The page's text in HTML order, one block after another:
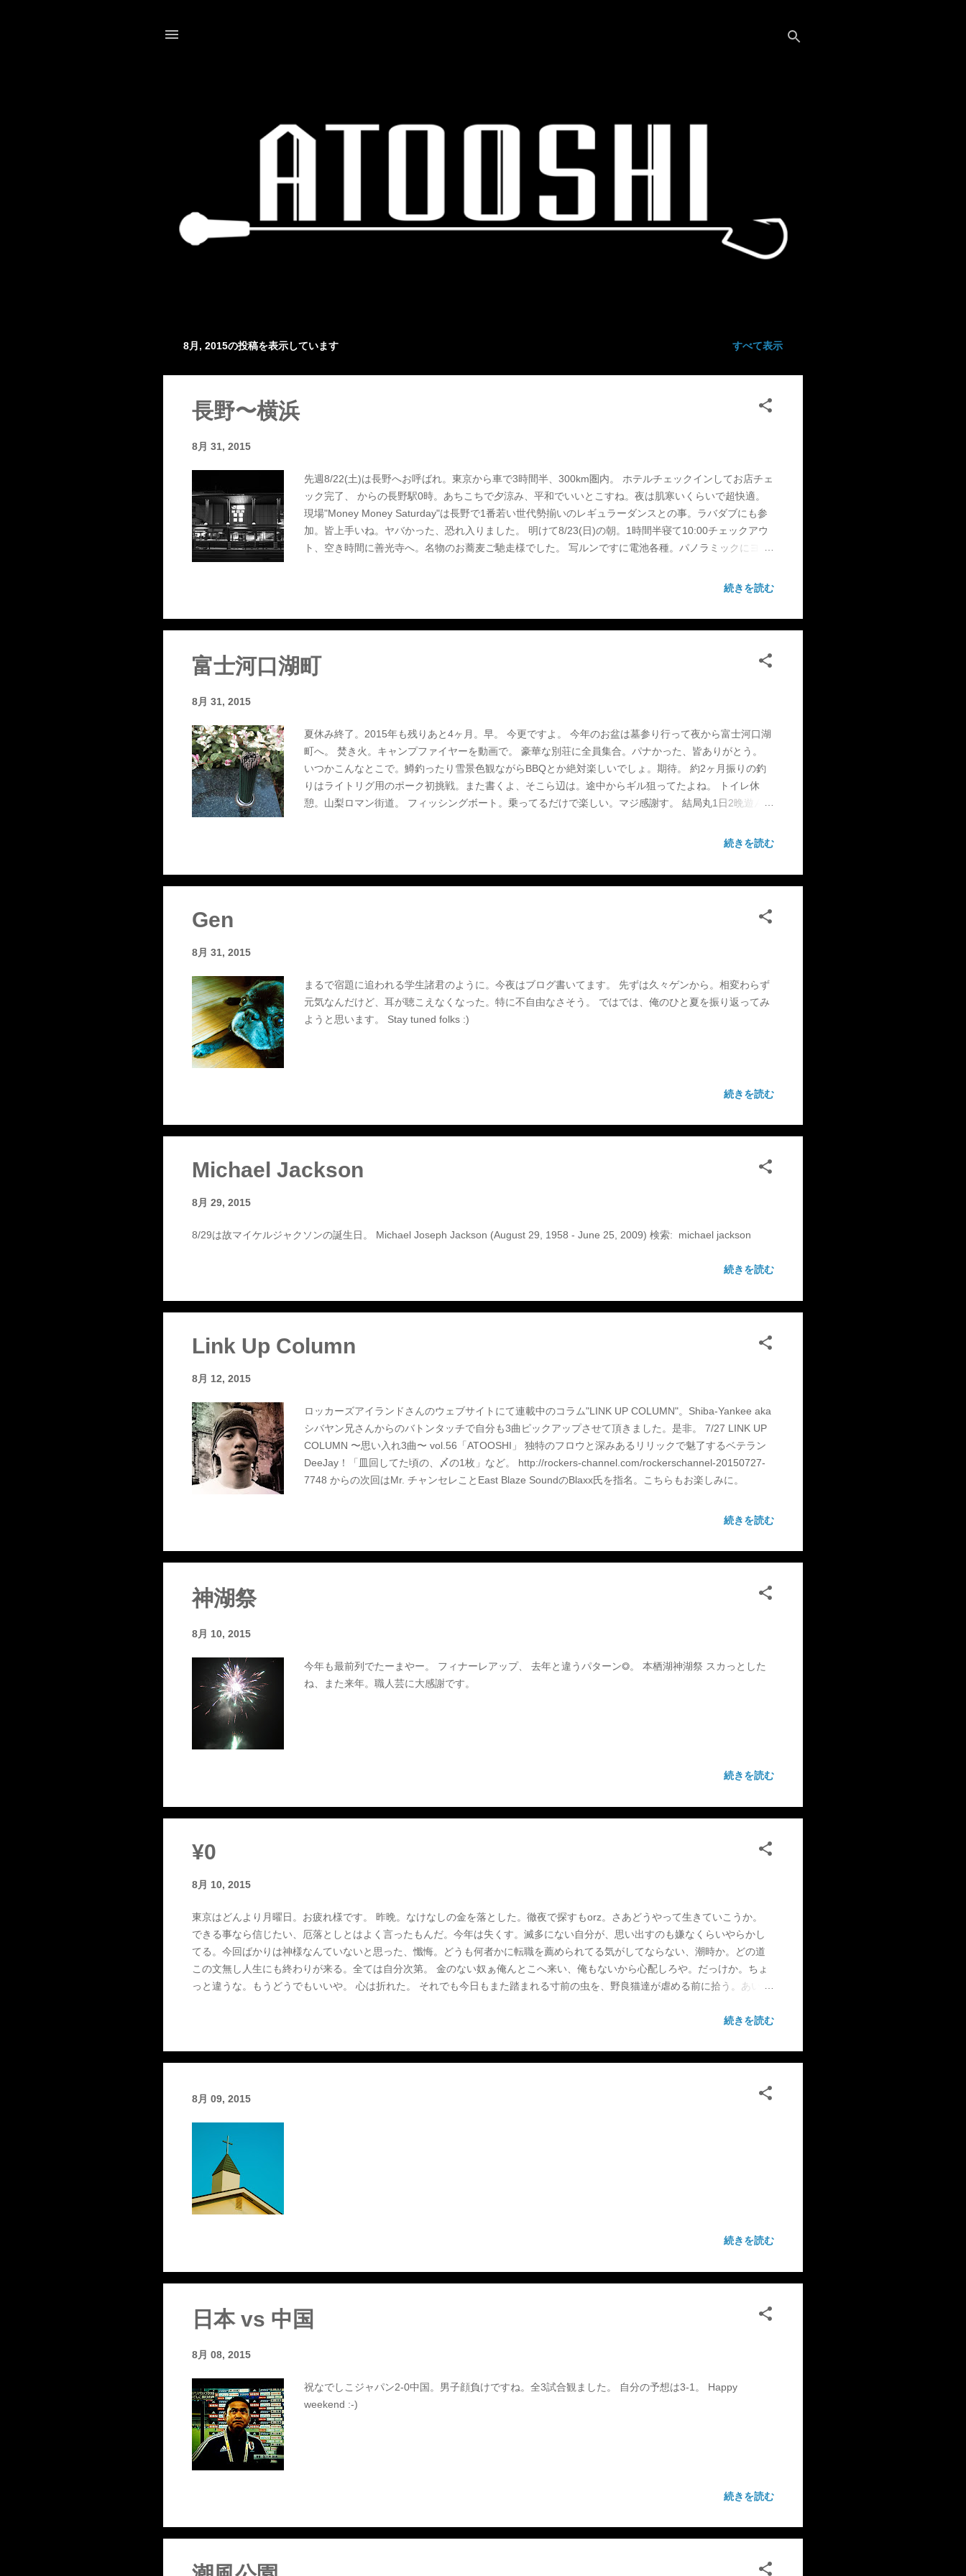
稿
8月, 2015の投稿を表示しています すべて表示
長野〜横浜
8月 31, 2015
先週8/22(土)は長野へお呼ばれ。東京から車で3時間半、300km圏内。 ホテルチェックインしてお店チェ
ック完了、 からの長野駅0時。あちこちで夕涼み、平和でいいとこすね。夜は肌寒いくらいで超快適。
現場"Money Money Saturday"は長野で1番若い世代勢揃いのレギュラーダンスとの事。ラバダブにも参
加。皆上手いね。ヤバかった、恐れ入りました。 明けて8/23(日)の朝。1時間半寝て10:00チェックアウ
ト、空き時間に善光寺へ。名物のお蕎麦ご馳走様でした。 写ルンですに電池各種。パノラミックにヨロ
たい。 昼イチからInter Stellarスタジオさんにてサクッと2曲だけダブセッション。お世話になりまし
のはずが押しててギリセーフ。久々ホッ。 Block Party 2015。自分は今回がお初でした。ノーバイアス
で今夏ベストダンスに選ばせていただきます。街中で白昼堂々と。これぞまさにダンスホール、レゲ
続きを読む
富士河口湖町
8月 31, 2015
夏休み終了。2015年も残りあと4ヶ月。早。 今更ですよ。 今年のお盆は墓参り行って夜から富士河口湖
町へ。 焚き火。キャンプファイヤーを動画で。 豪華な別荘に全員集合。パナかった、皆ありがとう。
いつかこんなとこで。鱒釣ったり雪景色観ながらBBQとか絶対楽しいでしょ。期待。 約2ヶ月振りの釣
りはライトリグ用のポーク初挑戦。また書くよ、そこら辺は。途中からギル狙ってたよね。 トイレ休
憩。山梨ロマン街道。 フィッシングボート。乗ってるだけで楽しい。マジ感謝す。 結局丸1日2晩遊ん
続きを読む
Gen
8月 31, 2015
まるで宿題に追われる学生諸君のように。今夜はブログ書いてます。 先ずは久々ゲンから。相変わらず
元気なんだけど、耳が聴こえなくなった。特に不自由なさそう。 ではでは、俺のひと夏を振り返ってみ
ようと思います。 Stay tuned folks :)
続きを読む
Michael Jackson
8月 29, 2015
8/29は故マイケルジャクソンの誕生日。 Michael Joseph Jackson (August 29, 1958 - June 25, 2009) 検索: michael jackson
続きを読む
Link Up Column
8月 12, 2015
ロッカーズアイランドさんのウェブサイトにて連載中のコラム"LINK UP COLUMN"。Shiba-Yankee aka
シバヤン兄さんからのバトンタッチで自分も3曲ピックアップさせて頂きました。是非。 7/27 LINK UP
COLUMN 〜思い入れ3曲〜 vol.56「ATOOSHI」 独特のフロウと深みあるリリックで魅了するベテラン
DeeJay！「皿回してた頃の、〆の1枚」など。 http://rockers-channel.com/rockerschannel-20150727-
7748 からの次回はMr. チャンセレことEast Blaze SoundのBlaxx氏を指名。こちらもお楽しみに。
続きを読む
神湖祭
8月 10, 2015
今年も最前列でたーまやー。 フィナーレアップ、 去年と違うパターン◎。 本栖湖神湖祭 スカっとした
ね、また来年。職人芸に大感謝です。
続きを読む
¥0
8月 10, 2015
東京はどんより月曜日。お疲れ様です。 昨晩。なけなしの金を落とした。徹夜で探すもorz。さあどうやって生きていこうか。
できる事なら信じたい、厄落としとはよく言ったもんだ。今年は失くす。滅多にない自分が、思い出すのも嫌なくらいやらかし
てる。今回ばかりは神様なんていないと思った、懺悔。どうも何者かに転職を薦められてる気がしてならない、潮時か。どの道
この文無し人生にも終わりが来る。全ては自分次第。 金のない奴ぁ俺んとこへ来い、俺もないから心配しろや。だっけか。ちょ
っと違うな。もうどうでもいいや。 心は折れた。 それでも今日もまた踏まれる寸前の虫を、野良猫達が虐める前に拾う。あいつ
力を養うべく。修行は続く。 嘘つかないぜ、毎週恒例¥0スタートだ。 "Born as a sufferer. Grow up as a sufferer, struggle as a
続きを読む
8月 09, 2015
続きを読む
日本 vs 中国
8月 08, 2015
祝なでしこジャパン2-0中国。男子顔負けですね。全3試合観ました。 自分の予想は3-1。 Happy
weekend :-)
続きを読む